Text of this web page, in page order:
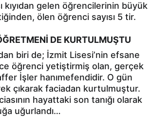
gelen öğrencilerinin büyük
ölen öğrenci sayısı 5 tir.
DE KURTULMUŞTU
biri de; İzmit Lisesi’nin efsane
öğrenci yetiştirmiş olan, gerçek
İşler hanımefendidir. O gün
çıkarak faciadan kurtulmuştur.
hayattaki son tanığı olarak
uğurlandı…